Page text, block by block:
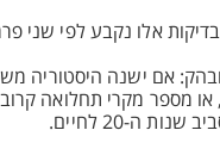
אלו נקבע לפי שני
אם ישנה היסטוריה
או מספר מקרי תחלואה
ה-20 לחיים.